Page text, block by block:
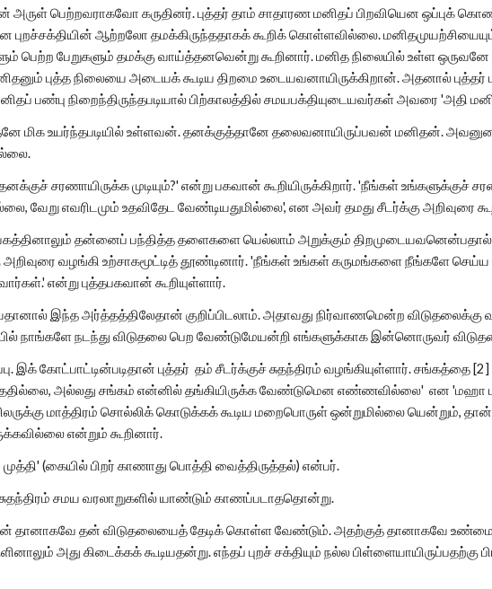
பெற்றவராகவோ கருதினர். புத்தர் தாம் சாதாரண மனிதப் பிறவியென ஒப்புக்
ஆற்றலோ தமக்கிருந்ததாகக் கூறிக் கொள்ளவில்லை.
பேறுகளும் தமக்கு வாய்த்தனவென்று கூறினார். மனித நிலையில் உள்ள ஒருவனே
புத்த நிலையை அடையக் கூடிய திறமை உடையவனாயிருக்கிறான். அதனால் புத்தர்
பண்பு நிறைந்திருந்தபடியால் பிற்காலத்தில் சமயபக்தியுடையவர்கள் அவரை
மிக உயர்ந்தபடியில் உள்ளவன். தனக்குத்தானே தலைவனாயிருப்பவன் மனிதன்.
சரணாயிருக்க முடியும்?' என்று பகவான் கூறியிருக்கிறார். 'நீங்கள் உங்களுக்குச்
வேறு எவரிடமும் உதவிதேட வேண்டியதுமில்லை', என அவர் தமது சீடர்க்கு அறிவுரை
தன்னைப் பந்தித்த தளைகளை யெல்லாம் அறுக்கும்
வழங்கி உற்சாகமூட்டித் தூண்டினார். 'நீங்கள் உங்கள் கருமங்களை நீங்களே
என்று புத்தபகவான் கூறியுள்ளார்.
இந்த அர்த்தத்திலேதான் குறிப்பிடலாம். அதாவது நிர்வாணமென்ற
நாங்களே நடந்து விடுதலை பெற வேண்டுமேயன்றி எங்களுக்காக இன்னொருவர்
இக் கோட்பாட்டின்படிதான் புத்தர் தம் சீடர்க்குச் சுதந்திரம் வழங்கியுள்ளார். சங்கத்தை [2]
அல்லது சங்கம் என்னில் தங்கியிருக்க வேண்டுமென எண்ணவில்லை' என 'மஹா
மாத்திரம் சொல்லிக் கொடுக்கக் கூடிய மறைபொருள் ஒன்றுமில்லை யென்றும்,
என்றும் கூறினார்.
(கையில் பிறர் காணாது பொத்தி வைத்திருத்தல்) என்பர்.
சமய வரலாறுகளில் யாண்டும் காணப்படாததொன்று.
தானாகவே தன் விடுதலையைத் தேடிக் கொள்ள வேண்டும். அதற்குத் தானாகவே
அது கிடைக்கக் கூடியதன்று. எந்தப் புறச் சக்தியும் நல்ல பிள்ளையாயிருப்பதற்கு